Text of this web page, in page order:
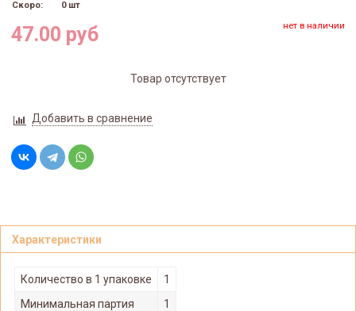
Скоро:
0 шт
47.00 руб нет в наличии
Товар отсутствует
Добавить в сравнение
Характеристики
Количество в 1 упаковке
1
Минимальная партия
1